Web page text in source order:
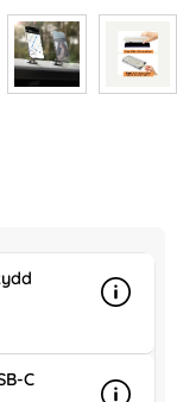
Info
mer
C